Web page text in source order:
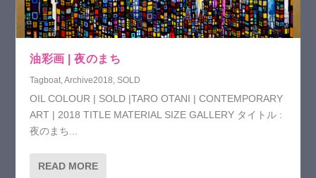
油彩画 | 夜のまち
Tagboat ,Archive2018 ,SOLD
OIL COLOUR | SOLD |TARO OTANI | CONTEMPORARY
ART | 2018 TITLE MATERIAL SIZE GALLERY タイトル :
夜のまち...
READ MORE